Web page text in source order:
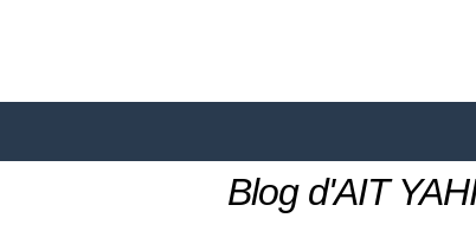
Blog d'AIT